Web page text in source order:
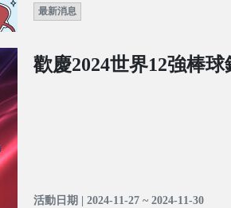
最新消息
歡慶2024世界12強棒球
活動日期 | 2024-11-27 ~ 2024-11-30